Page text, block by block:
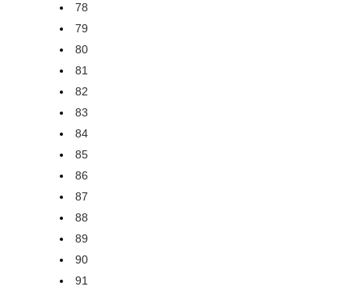
78
79
80
81
82
83
84
85
86
87
88
89
90
91